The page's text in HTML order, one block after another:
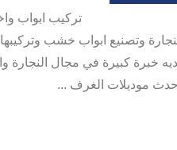
وتصنيع ابواب خشب
خبرة كبيرة في مجال النجارة
موديلات الغرف ...